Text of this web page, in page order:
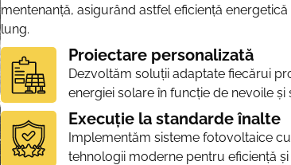
mentenanță, asigurând astfel eficiență
lung.
Proiectare personalizată
Dezvoltăm soluții adaptate fiecărui
energiei solare în funcție de nevoile și
Execuție la standarde înalte
Implementăm sisteme fotovoltaice
tehnologii moderne pentru eficiență